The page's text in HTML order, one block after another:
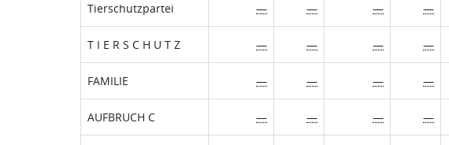
Tierschutzpartei — — — —
T I E R S C H U T Z — — — —
FAMILIE — — — —
AUFBRUCH C — — — —